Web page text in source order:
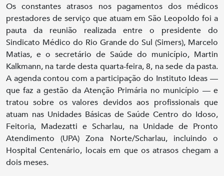
Os constantes atrasos nos pagamentos dos médicos
prestadores de serviço que atuam em São Leopoldo foi a
pauta da reunião realizada entre o presidente do
Sindicato Médico do Rio Grande do Sul (Simers), Marcelo
Matias, e o secretário de Saúde do município, Martin
Kalkmann, na tarde desta quarta-feira, 8, na sede da pasta.
A agenda contou com a participação do Instituto Ideas —
que faz a gestão da Atenção Primária no município — e
tratou sobre os valores devidos aos profissionais que
atuam nas Unidades Básicas de Saúde Centro do Idoso,
Feitoria, Madezatti e Scharlau, na Unidade de Pronto
Atendimento (UPA) Zona Norte/Scharlau, incluindo o
Hospital Centenário, locais em que os atrasos chegam a
dois meses.